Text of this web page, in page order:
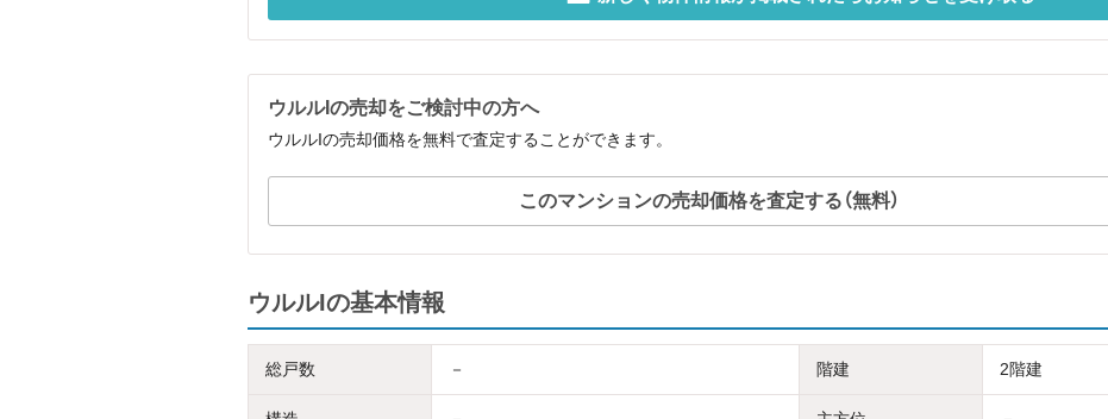
ウルルIの売却をご検討中の方へ
ウルルIの売却価格を無料で査定することができます。
このマンションの売却価格を査定する（無料）
ウルルIの基本情報
総戸数 － 階建 2階建